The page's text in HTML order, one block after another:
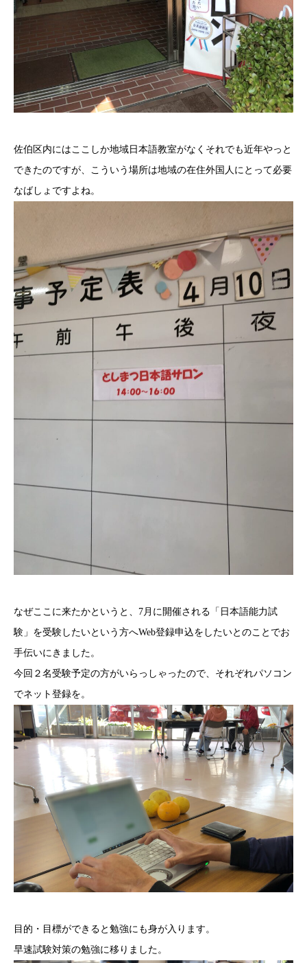
佐伯区内にはここしか地域日本語教室がなくそれでも近年やっと
できたのですが、こういう場所は地域の在住外国人にとって必要
なばしょですよね。
なぜここに来たかというと、7月に開催される「日本語能力試
験」を受験したいという方へWeb登録申込をしたいとのことでお
手伝いにきました。
今回２名受験予定の方がいらっしゃったので、それぞれパソコン
でネット登録を。
目的・目標ができると勉強にも身が入ります。
早速試験対策の勉強に移りました。